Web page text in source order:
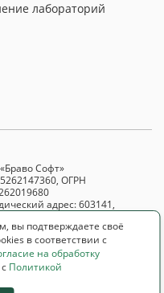
лабораторий
Софт»
ОГРН
адрес: 603141,
д. 1, помещение П34,
вы подтверждаете своё
в соответствии с
на обработку
Политикой